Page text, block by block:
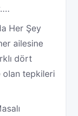
Her Şey
ailesine
dört
olan tepkileri